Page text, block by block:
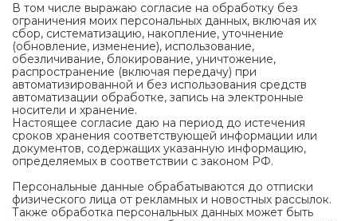
В том числе выражаю согласие на обработку без
ограничения моих персональных данных, включая их
сбор, систематизацию, накопление, уточнение
(обновление, изменение), использование,
обезличивание, блокирование, уничтожение,
распространение (включая передачу) при
автоматизированной и без использования средств
автоматизации обработке, запись на электронные
носители и хранение.
Настоящее согласие даю на период до истечения
сроков хранения соответствующей информации или
документов, содержащих указанную информацию,
определяемых в соответствии с законом РФ.
Персональные данные обрабатываются до отписки
физического лица от рекламных и новостных рассылок.
Также обработка персональных данных может быть